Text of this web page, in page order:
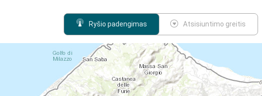
Ryšio padengimas Atsisiuntimo greitis